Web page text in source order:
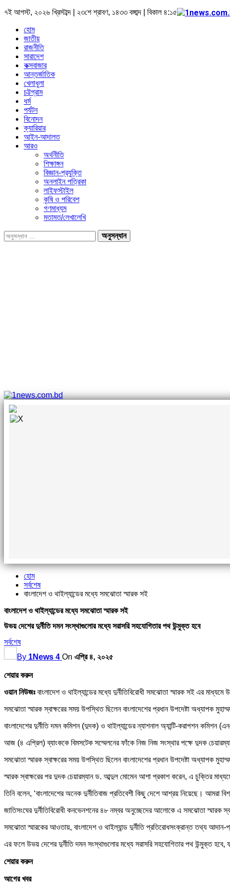
৭ই আগস্ট, ২০২৬ খ্রিস্টাব্দ | ২৩শে শ্রাবণ, ১৪৩৩ বঙ্গাব্দ | বিকাল ৪:১৫
হোম
জাতীয়
রাজনীতি
সারাদেশ
কক্সবাজার
আন্তর্জাতিক
খেলাধুলা
চট্টগ্রাম
ধর্ম
পর্যটন
বিনোদন
ক্যারিয়ার
আইন-আদালত
আরও
অর্থনীতি
শিক্ষাঙ্গন
বিজ্ঞান-প্রযুক্তি
অনলাইন পত্রিকা
লাইফস্টাইল
কৃষি ও পরিবেশ
গণমাধ্যম
মতামত/লেখালেখি
হোম
সর্বশেষ
বাংলাদেশ ও থাইল্যান্ডের মধ্যে সমঝোতা স্মারক সই
বাংলাদেশ ও থাইল্যান্ডের মধ্যে সমঝোতা স্মারক সই
উভয় দেশের দুর্নীতি দমন সংস্থাগুলোর মধ্যে সরাসরি সহযোগিতার পথ উন্মুক্ত হবে
সর্বশেষ
By 1News 4 On এপ্রি ৪, ২০২৫
শেয়ার করুন
ওয়ান নিউজঃবাংলাদেশ ও থাইল্যান্ডের মধ্যে দুর্নীতিবিরোধী সমঝোতা স্মারক সই এর
সমঝোতা স্মারক স্বাক্ষরের সময় উপস্থিত ছিলেন বাংলাদেশের প্রধান উপদেষ্টা অধ্যাপক
বাংলাদেশের দুর্নীতি দমন কমিশন (দুদক) ও থাইল্যান্ডের ন্যাশনাল অ্যান্টি-করাপশন কমিশন
আজ (৪ এপ্রিল) ব্যাংককে বিমসটেক সম্মেলনের ফাঁকে নিজ নিজ সংস্থার পক্ষে দুদক
সমঝোতা স্মারক স্বাক্ষরের সময় উপস্থিত ছিলেন বাংলাদেশের প্রধান উপদেষ্টা অধ্যাপক
স্মারক স্বাক্ষরের পর দুদক চেয়ারম্যান ড. আব্দুল মোমেন আশা প্রকাশ করেন, এ চুক্তির
তিনি বলেন, ‘বাংলাদেশের অনেক দুর্নীতিবাজ প্রতিবেশী কিছু দেশে আশ্রয় নিয়েছে।
জাতিসংঘের দুর্নীতিবিরোধী কনভেনশনের ৪৮ নম্বর অনুচ্ছেদের আলোকে এ সমঝোতা স্মারক
সমঝোতা স্মারকের আওতায়, বাংলাদেশ ও থাইল্যান্ড দুর্নীতি প্রতিরোধসংক্রান্ত তথ্য আদান-
এর ফলে উভয় দেশের দুর্নীতি দমন সংস্থাগুলোর মধ্যে সরাসরি সহযোগিতার পথ উন্মুক্ত
শেয়ার করুন
আগের খবর